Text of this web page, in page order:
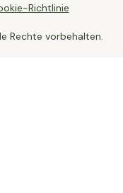
Richtlinie
Rechte vorbehalten.